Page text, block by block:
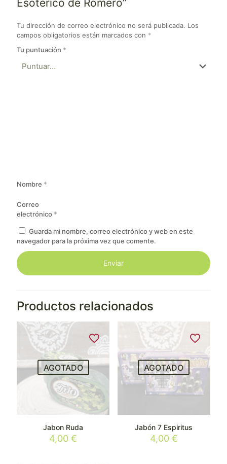
Esotérico de Romero”
Tu dirección de correo electrónico no será publicada. Los
campos obligatorios están marcados con *
Tu puntuación *
Nombre *
Correo
electrónico *
Guarda mi nombre, correo electrónico y web en este
navegador para la próxima vez que comente.
Productos relacionados
AGOTADO
Jabon Ruda
4,00€
AGOTADO
Jabón 7 Espiritus
4,00 €